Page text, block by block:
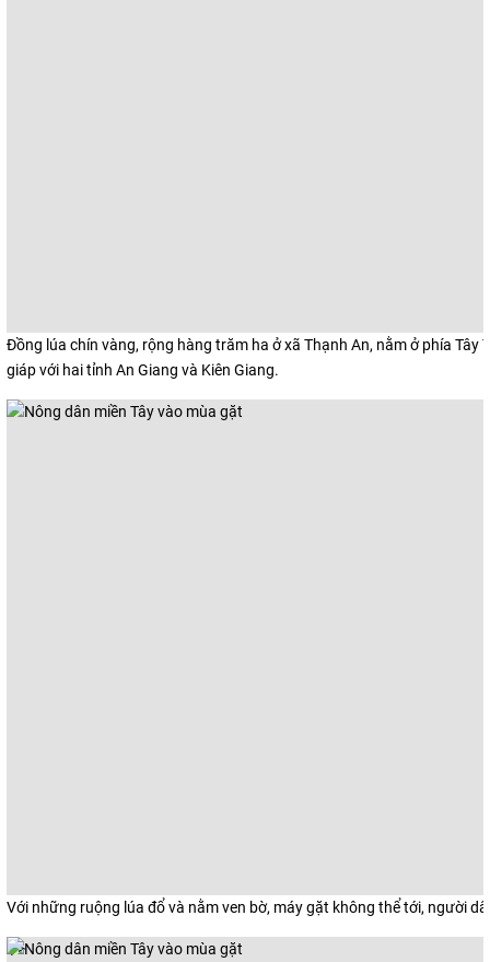
Đồng lúa chín vàng, rộng hàng trăm ha ở xã Thạnh An, nằm ở phía Tây
giáp với hai tỉnh An Giang và Kiên Giang.
Với những ruộng lúa đổ và nằm ven bờ, máy gặt không thể tới, người
"/>